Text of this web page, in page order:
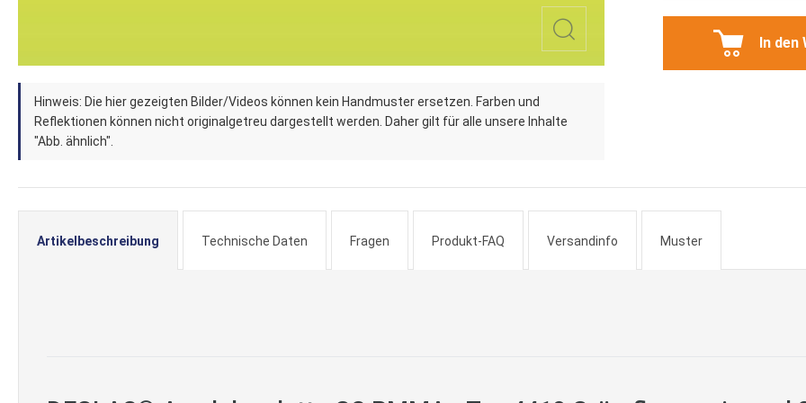
Zum
Anfang
der
Bildergalerie
springen
Hinweis: Die hier gezeigten Bilder/Videos können kein Handmuster ersetzen. Farben und
Reflektionen können nicht originalgetreu dargestellt werden. Daher gilt für alle unsere Inhalte
"Abb. ähnlich".
In den
Artikelbeschreibung Technische Daten Fragen Produkt-FAQ Versandinfo Muster